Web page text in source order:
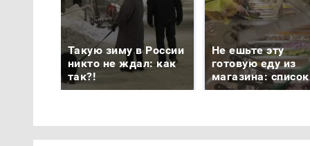
Такую зиму в России
никто не ждал: как
так?!
Не ешьте эту
готовую еду из
магазина: список